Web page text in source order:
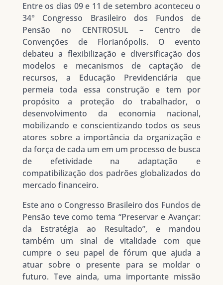
Entre os dias 09 e 11 de setembro aconteceu o
34° Congresso Brasileiro dos Fundos de
Pensão no CENTROSUL – Centro de
Convenções de Florianópolis. O evento
debateu a flexibilização e diversificação dos
modelos e mecanismos de captação de
recursos, a Educação Previdenciária que
permeia toda essa construção e tem por
propósito a proteção do trabalhador, o
desenvolvimento da economia nacional,
mobilizando e conscientizando todos os seus
atores sobre a importância da organização e
da força de cada um em um processo de busca
de efetividade na adaptação e
compatibilização dos padrões globalizados do
mercado financeiro.
Este ano o Congresso Brasileiro dos Fundos de
Pensão teve como tema “Preservar e Avançar:
da Estratégia ao Resultado”, e mandou
também um sinal de vitalidade com que
cumpre o seu papel de fórum que ajuda a
atuar sobre o presente para se moldar o
futuro. Teve ainda, uma importante missão